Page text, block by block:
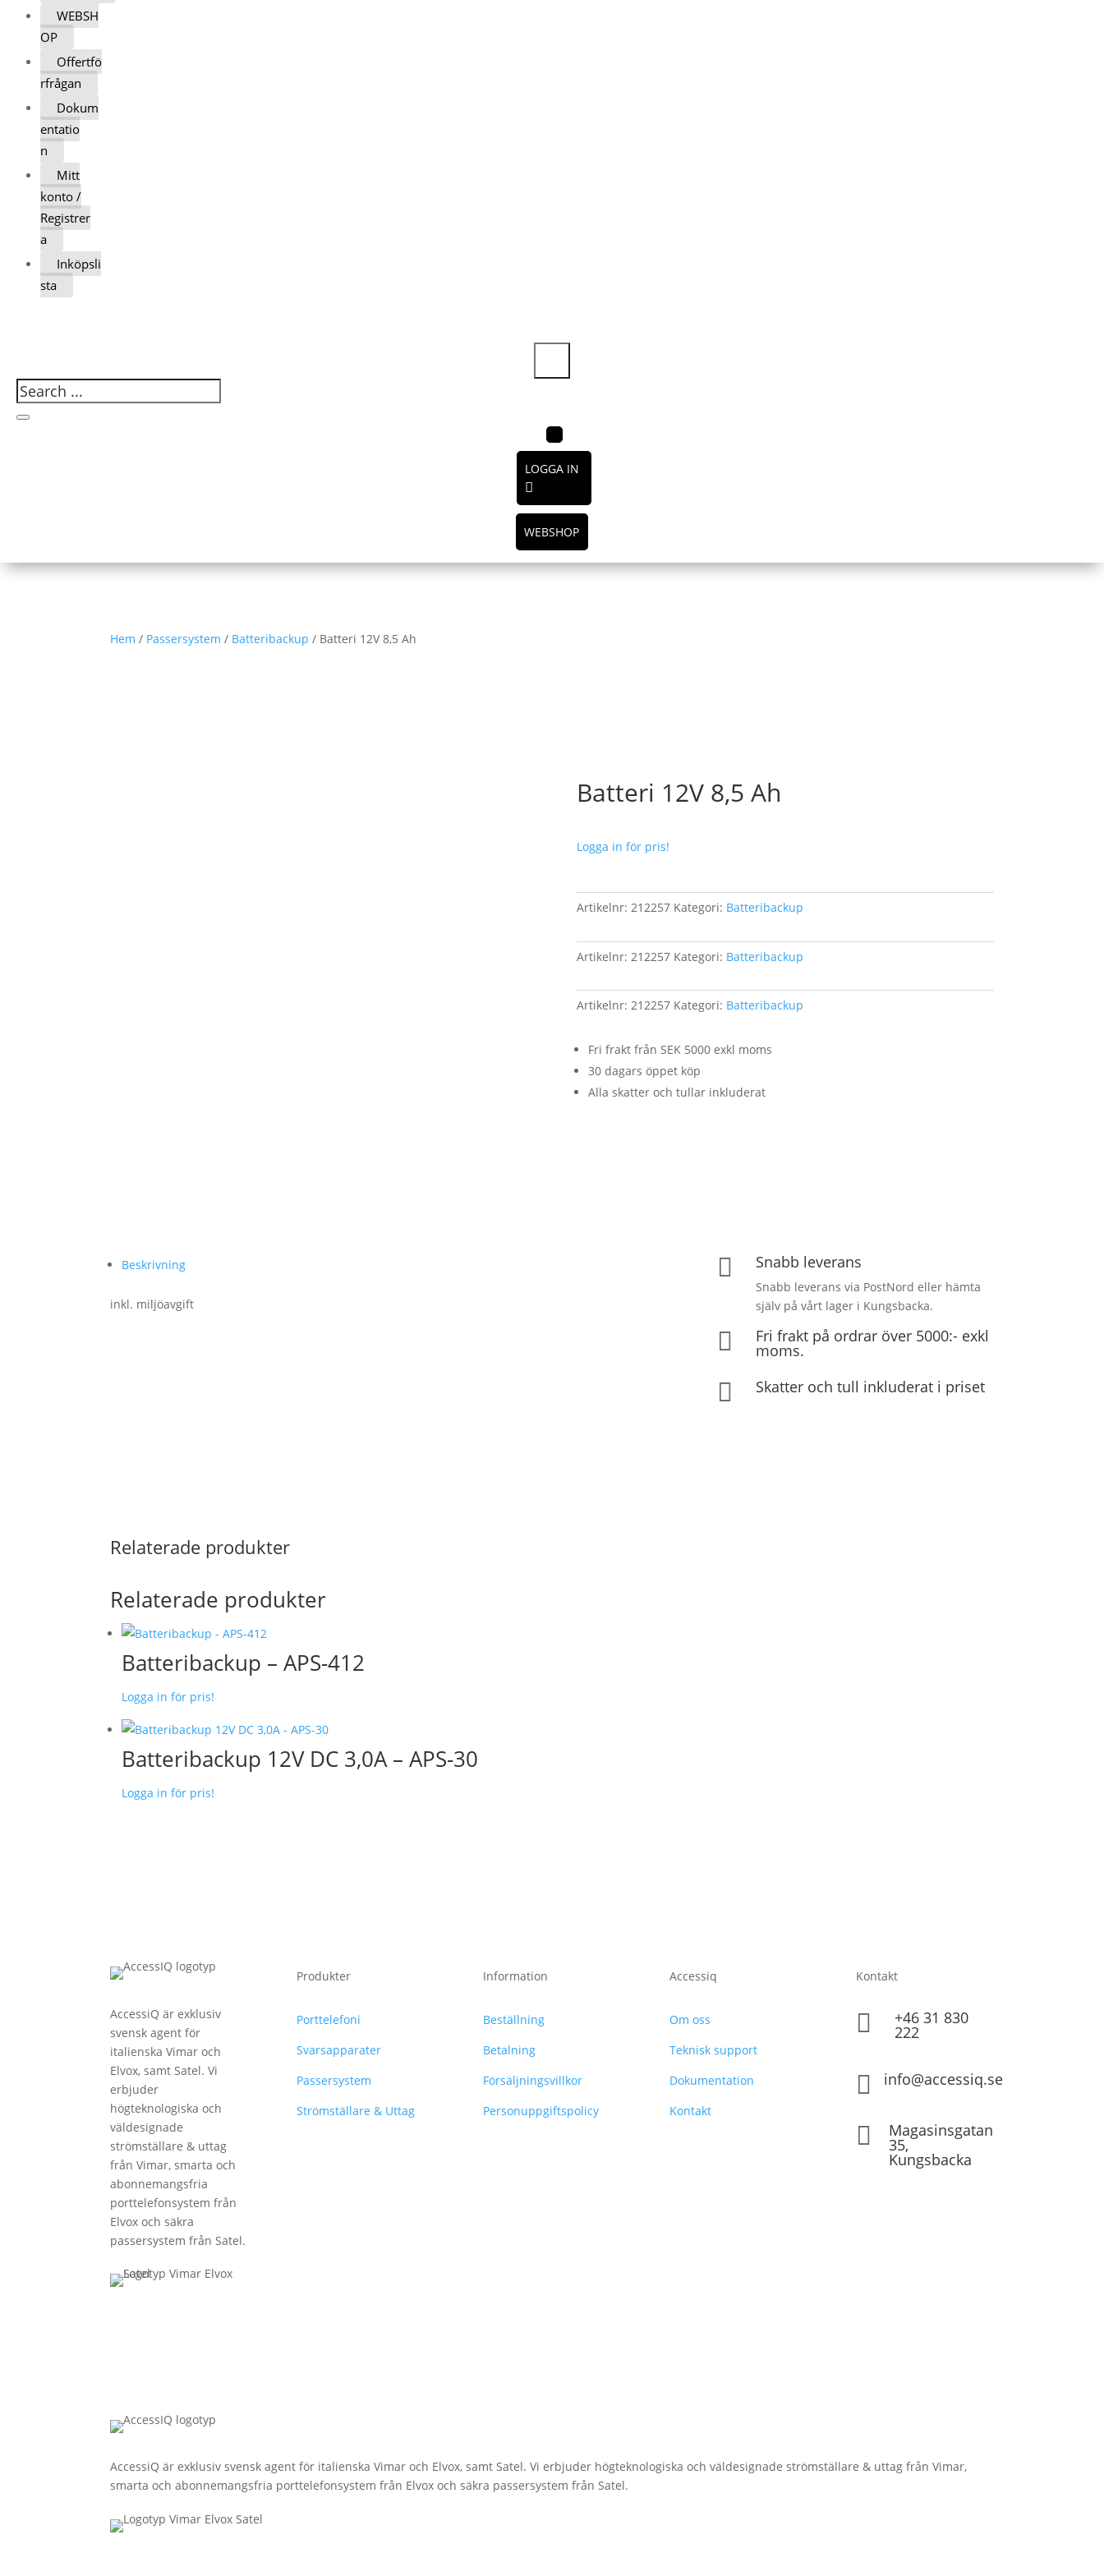
WEBSH
OP
Offertfö
rfrågan
Dokum
entatio
n
Mitt
konto /
Registrer
a
Inköpsli
sta
LOGGA IN
WEBSHOP
Hem / Passersystem / Batteribackup / Batteri 12V 8,5 Ah
Batteri 12V 8,5 Ah
Logga in för pris!
Artikelnr: 212257 Kategori: Batteribackup
Artikelnr: 212257 Kategori: Batteribackup
Artikelnr: 212257 Kategori: Batteribackup
Fri frakt från SEK 5000 exkl moms
30 dagars öppet köp
Alla skatter och tullar inkluderat
Beskrivning
inkl. miljöavgift
 Snabb leverans
Snabb leverans via PostNord eller hämta
själv på vårt lager i Kungsbacka.
 Fri frakt på ordrar över 5000:- exkl
moms.
 Skatter och tull inkluderat i priset
Relaterade produkter
Relaterade produkter
Batteribackup – APS-412
Logga in för pris!
Batteribackup 12V DC 3,0A – APS-30
Logga in för pris!
AccessiQ är exklusiv
svensk agent för
italienska Vimar och
Elvox, samt Satel. Vi
erbjuder
högteknologiska och
väldesignade
strömställare & uttag
från Vimar, smarta och
abonnemangsfria
porttelefonsystem från
Elvox och säkra
passersystem från Satel.
Produkter
Porttelefoni
Svarsapparater
Passersystem
Strömställare & Uttag
Information
Beställning
Betalning
Försäljningsvillkor
Personuppgiftspolicy
Accessiq
Om oss
Teknisk support
Dokumentation
Kontakt
Kontakt
 +46 31 830
222
 info@accessiq.se
 Magasinsgatan
35,
Kungsbacka
AccessiQ är exklusiv svensk agent för italienska Vimar och Elvox, samt Satel. Vi erbjuder högteknologiska och väldesignade strömställare & uttag från Vimar,
smarta och abonnemangsfria porttelefonsystem från Elvox och säkra passersystem från Satel.